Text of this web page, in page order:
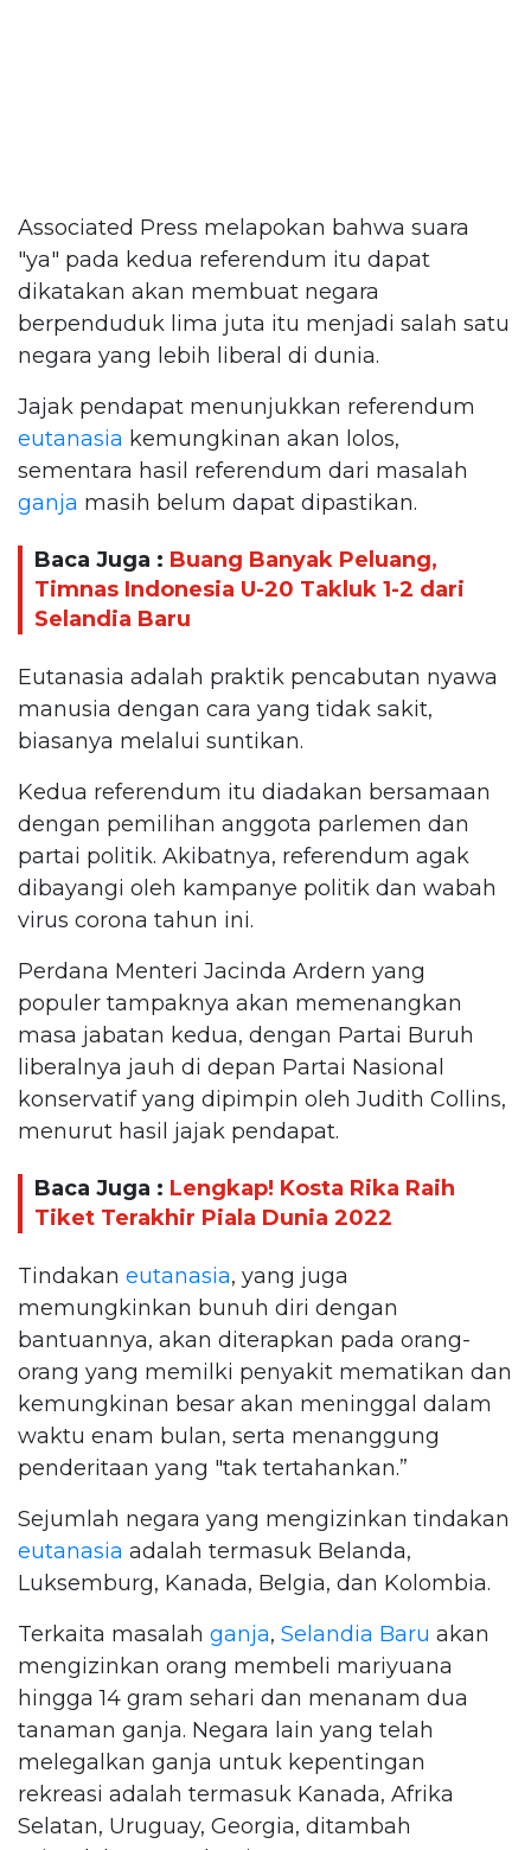
Associated Press melapokan bahwa suara
"ya" pada kedua referendum itu dapat
dikatakan akan membuat negara
berpenduduk lima juta itu menjadi salah satu
negara yang lebih liberal di dunia.
Jajak pendapat menunjukkan referendum
eutanasia kemungkinan akan lolos,
sementara hasil referendum dari masalah
ganja masih belum dapat dipastikan.
Baca Juga : Buang Banyak Peluang,
Timnas Indonesia U-20 Takluk 1-2 dari
Selandia Baru
Eutanasia adalah praktik pencabutan nyawa
manusia dengan cara yang tidak sakit,
biasanya melalui suntikan.
Kedua referendum itu diadakan bersamaan
dengan pemilihan anggota parlemen dan
partai politik. Akibatnya, referendum agak
dibayangi oleh kampanye politik dan wabah
virus corona tahun ini.
Perdana Menteri Jacinda Ardern yang
populer tampaknya akan memenangkan
masa jabatan kedua, dengan Partai Buruh
liberalnya jauh di depan Partai Nasional
konservatif yang dipimpin oleh Judith Collins,
menurut hasil jajak pendapat.
Baca Juga : Lengkap! Kosta Rika Raih
Tiket Terakhir Piala Dunia 2022
Tindakan eutanasia, yang juga
memungkinkan bunuh diri dengan
bantuannya, akan diterapkan pada orang-
orang yang memilki penyakit mematikan dan
kemungkinan besar akan meninggal dalam
waktu enam bulan, serta menanggung
penderitaan yang "tak tertahankan.”
Sejumlah negara yang mengizinkan tindakan
eutanasia adalah termasuk Belanda,
Luksemburg, Kanada, Belgia, dan Kolombia.
Terkaita masalah ganja, Selandia Baru akan
mengizinkan orang membeli mariyuana
hingga 14 gram sehari dan menanam dua
tanaman ganja. Negara lain yang telah
melegalkan ganja untuk kepentingan
rekreasi adalah termasuk Kanada, Afrika
Selatan, Uruguay, Georgia, ditambah